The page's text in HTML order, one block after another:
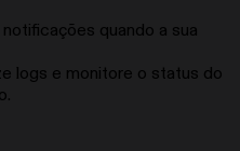
quando a sua
logs e monitore o status do